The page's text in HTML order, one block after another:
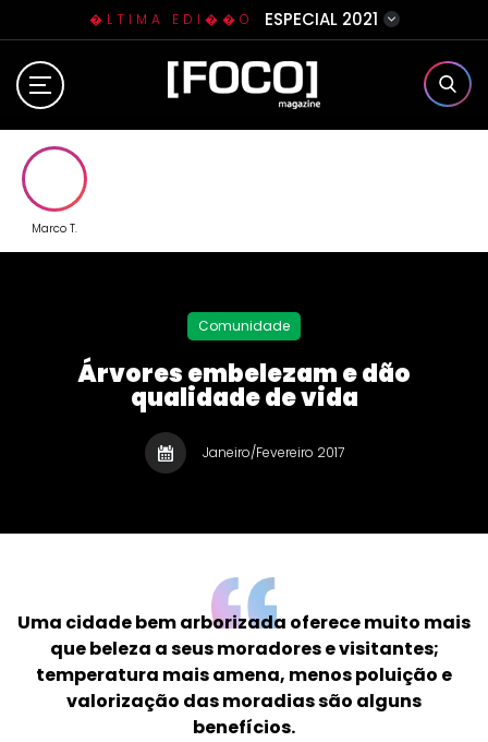
�LTIMA EDI��O ESPECIAL 2021
Home
Contato
Marco T.
Comunidade
Árvores embelezam e dão
qualidade de vida
Janeiro/Fevereiro 2017
Uma cidade bem arborizada oferece muito mais
que beleza a seus moradores e visitantes;
temperatura mais amena, menos poluição e
valorização das moradias são alguns
benefícios.